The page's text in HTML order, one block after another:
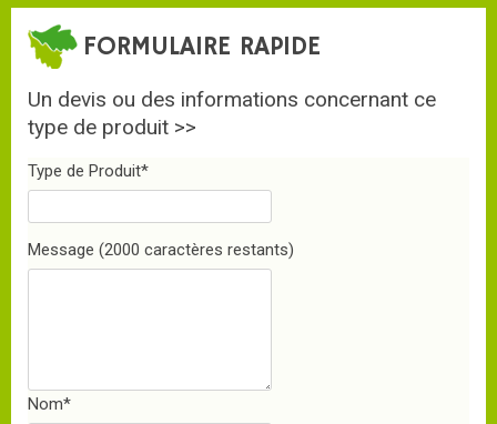
FORMULAIRE RAPIDE
Un devis ou des informations concernant ce
type de produit >>
Type de Produit*
Message (2000 caractères restants)
Nom*